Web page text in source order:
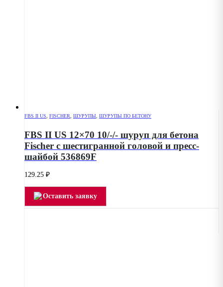
FBS II US FISCHER ШУРУПЫ ШУРУПЫ ПО БЕТОНУ
FBS II US 12×70 10/-/- шуруп для бетона
Fischer с шестигранной головой и пресс-
шайбой 536869F
129.25 ₽
Оставить заявку